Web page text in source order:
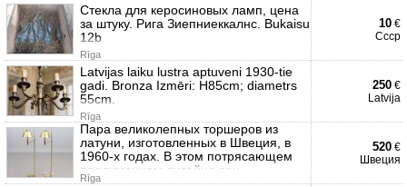
Стекла для керосиновых ламп, цена
за штуку. Рига Зиепниеккалнс. Bukaisu
12b
Rīga
10 €
Ссср
Latvijas laiku lustra aptuveni 1930-tie
gadi. Bronza Izmēri: H85cm; diametrs
55cm.
Rīga
250 €
Latvija
Пара великолепных торшеров из
латуни, изготовленных в Швеция, в
1960-х годах. В этом потрясающем
продуманном дизайне соч
Rīga
520 €
Швеция